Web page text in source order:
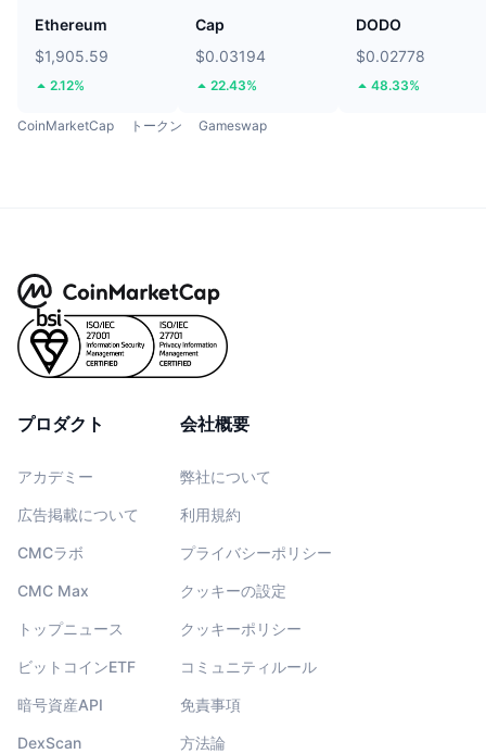
Ethereum
$1,905.59
2.12%
Cap
$0.03194
22.43%
DODO
$0.02778
48.33%
CoinMarketCap トークン Gameswap
プロダクト
アカデミー
広告掲載について
CMCラボ
CMC Max
トップニュース
ビットコインETF
暗号資産API
DexScan
会社概要
弊社について
利用規約
プライバシーポリシー
クッキーの設定
クッキーポリシー
コミュニティルール
免責事項
方法論